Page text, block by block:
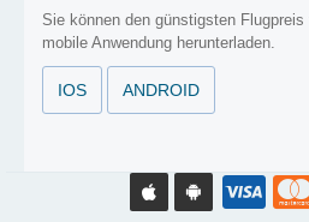
Sie können den günstigsten
mobile Anwendung herunterladen.
IOS ANDROID